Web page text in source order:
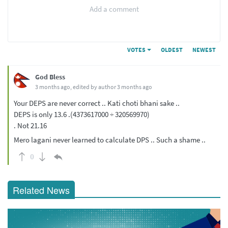
Add a comment
VOTES OLDEST NEWEST
God Bless
3 months ago, edited by author3 months ago
Your DEPS are never correct .. Kati choti bhani sake ..
DEPS is only 13.6 .(4373617000 ÷ 320569970)
. Not 21.16
Mero lagani never learned to calculate DPS .. Such a shame ..
0
Related News